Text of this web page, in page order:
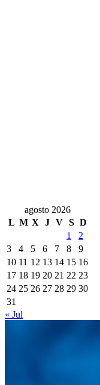
agosto 2026
L M X J V S D
1
2
3
4 5 6 7 8
9
10 11 12 13 14 15 16
17 18 19 20 21 22 23
24 25 26 27 28 29 30
31
« Jul